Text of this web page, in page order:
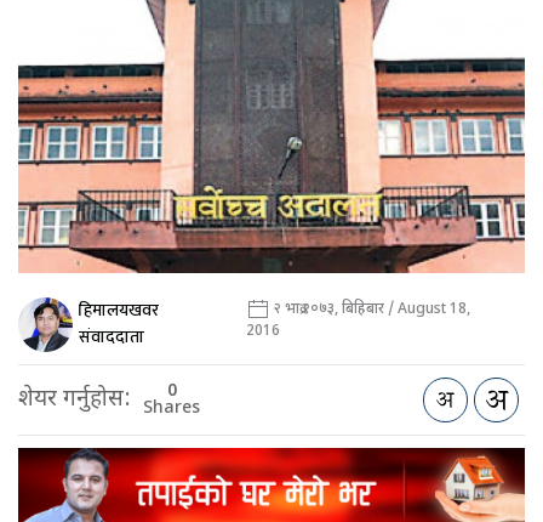
हिमालयखवर
संवाददाता
२ भाद्र २०७३, बिहिबार / August 18,
2016
शेयर गर्नुहोस: 0
Shares